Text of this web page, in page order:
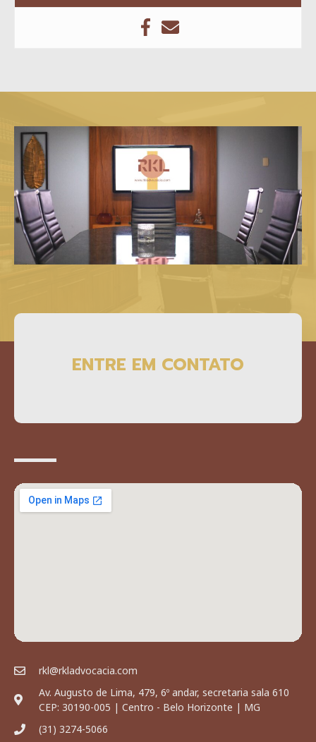
ENTRE EM CONTATO
rkl@rkladvocacia.com
Av. Augusto de Lima, 479, 6º andar, secretaria sala 610
CEP: 30190-005 | Centro - Belo Horizonte | MG
(31) 3274-5066